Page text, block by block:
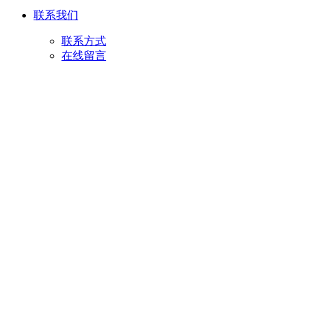
联系我们
联系方式
在线留言